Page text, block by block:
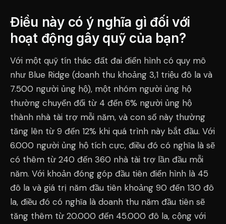
Điều này có ý nghĩa gì đối với
hoạt động gây quỹ của bạn?
Với một quỹ tín thác đất đai điển hình có quy mô
như Blue Ridge (doanh thu khoảng 3,1 triệu đô la và
7.500 người ủng hộ), một nhóm người ủng hộ
thường chuyển đổi từ 4 đến 6% người ủng hộ
thành nhà tài trợ mỗi năm, và con số này thường
tăng lên từ 9 đến 12% khi quá trình này bắt đầu. Với
6.000 người ủng hộ tích cực, điều đó có nghĩa là sẽ
có thêm từ 240 đến 360 nhà tài trợ lần đầu mỗi
năm. Với khoản đóng góp đầu tiên điển hình là 45
đô la và giá trị năm đầu tiên khoảng 90 đến 130 đô
la, điều đó có nghĩa là doanh thu năm đầu tiên sẽ
tăng thêm từ 20.000 đến 45.000 đô la, cộng với